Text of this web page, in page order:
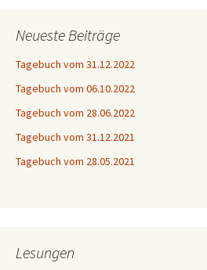
Neueste Beiträge
Tagebuch vom 31.12.2022
Tagebuch vom 06.10.2022
Tagebuch vom 28.06.2022
Tagebuch vom 31.12.2021
Tagebuch vom 28.05.2021
Lesungen